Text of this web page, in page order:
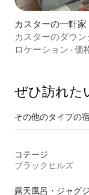
カスターの一軒家
カスターのダウン
ロケーション · 価
ぜひ訪⁠れ⁠た⁠
その他のタ⁠イ⁠プ⁠の
コテージ
ブラックヒルズ